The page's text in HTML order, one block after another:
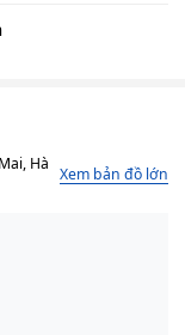
Hà
Xem bản đồ lớn